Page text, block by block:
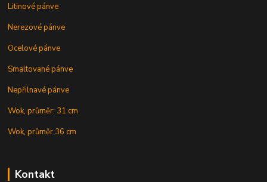
Litinové pánve
Nerezové pánve
Ocelové pánve
Smaltované pánve
Nepřilnavé pánve
Wok, průměr: 31 cm
Wok, průměr 36 cm
Kontakt